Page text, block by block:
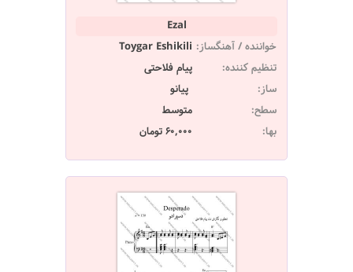
Ezal
خواننده / آهنگساز: Toygar Eshikili
تنظیم کننده:
پیام فلاحتی
ساز:
پیانو
سطح:
متوسط
بها:
60,000 تومان